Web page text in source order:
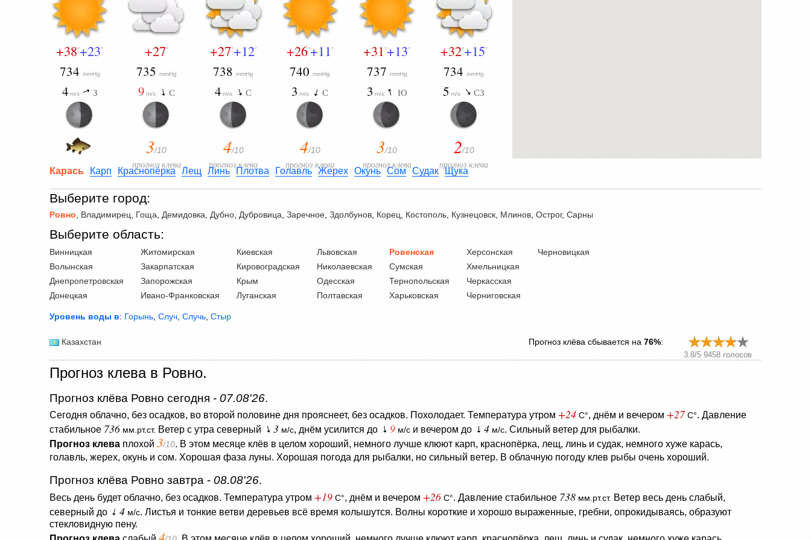
+38°+23°
734 mmHg
4 m/s З
+27°
735 mmHg
9 m/s С
3/10
прогноз клева
+27°+12°
738mmHg
4 m/s С
4/10
прогноз клева
+26°+11 °
740mmHg
3 m/s С
4/10
прогноз клева
+31°+13°
737 mmHg
3 m/s Ю
3/10
прогноз клева
+32°+15°
734mmHg
5 m/s СЗ
2/10
прогноз клева
Карась Карп Краснопёрка Лещ Линь Плотва Голавль Жерех Окунь Сом Судак Щука
Выберите город:
Ровно Владимирец Гоща Демидовка Дубно Дубровица Заречное Здолбунов Корец Костополь Кузнецовск Млинов Острог, Сарны
Выберите область:
Винницкая
Волынская
Днепропетровская
Донецкая
Житомирская
Закарпатская
Запорожская
Ивано-Франковская
Киевская
Кировоградская
Крым
Луганская
Львовская
Николаевская
Одесская
Полтавская
Ровенская
Сумская
Тернопольская
Харьковская
Херсонская
Хмельницкая
Черкасская
Черниговская
Черновицкая
Уровень воды в: Горынь Случ Случь Стыр
Казахстан Прогноз клёва сбывается на 76%:
3.8/5 9458 голосов
Прогноз клева в Ровно.
Прогноз клёва Ровно сегодня - 07.08'26.
Сегодня облачно, без осадков, во второй половине дня прояснеет, без осадков. Похолодает. Температура утром +24 C°, днём и вечером +27 C°. Давление
стабильное 736 мм.рт.ст. Ветер с утра северный 3 м/с, днём усилится до 9 м/с и вечером до 4 м/с. Сильный ветер для рыбалки.
Прогноз клева плохой 3/10. В этом месяце клёв в целом хороший, немного лучше клюют карп, краснопёрка, лещ, линь и судак, немного хуже карась,
голавль, жерех, окунь и сом. Хорошая фаза луны. Хорошая погода для рыбалки, но сильный ветер. В облачную погоду клев рыбы очень хороший.
Прогноз клёва Ровно завтра - 08.08'26.
Весь день будет облачно, без осадков. Температура утром +19 C°, днём и вечером +26 C°. Давление стабильное 738 мм.рт.ст. Ветер весь день слабый,
северный до
4 м/с. Листья и тонкие ветви деревьев всё время колышутся. Волны короткие и хорошо выраженные, гребни, опрокидываясь, образуют
стекловидную пену.